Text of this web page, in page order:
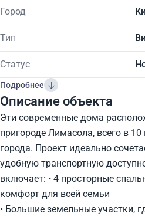
Город
Тип
Статус
Подробнее
Описание объекта
Эти современные дома
пригороде Лимасола, всего в
города. Проект идеально
удобную транспортную
включает: • 4 просторные
комфорт для всей семьи
• Большие земельные участки,